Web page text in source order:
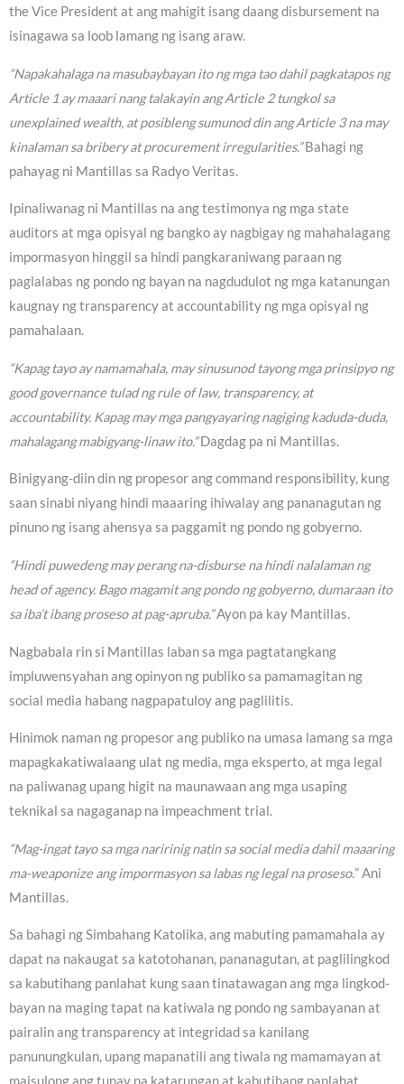
the Vice President at ang mahigit isang daang disbursement na
isinagawa sa loob lamang ng isang araw.
“Napakahalaga na masubaybayan ito ng mga tao dahil pagkatapos ng
Article 1 ay maaari nang talakayin ang Article 2 tungkol sa
unexplained wealth, at posibleng sumunod din ang Article 3 na may
kinalaman sa bribery at procurement irregularities.”Bahagi ng
pahayag ni Mantillas sa Radyo Veritas.
Ipinaliwanag ni Mantillas na ang testimonya ng mga state
auditors at mga opisyal ng bangko ay nagbigay ng mahahalagang
impormasyon hinggil sa hindi pangkaraniwang paraan ng
paglalabas ng pondo ng bayan na nagdudulot ng mga katanungan
kaugnay ng transparency at accountability ng mga opisyal ng
pamahalaan.
“Kapag tayo ay namamahala, may sinusunod tayong mga prinsipyo ng
good governance tulad ng rule of law, transparency, at
accountability. Kapag may mga pangyayaring nagiging kaduda-duda,
mahalagang mabigyang-linaw ito.”Dagdag pa ni Mantillas.
Binigyang-diin din ng propesor ang command responsibility, kung
saan sinabi niyang hindi maaaring ihiwalay ang pananagutan ng
pinuno ng isang ahensya sa paggamit ng pondo ng gobyerno.
“Hindi puwedeng may perang na-disburse na hindi nalalaman ng
head of agency. Bago magamit ang pondo ng gobyerno, dumaraan ito
sa iba’t ibang proseso at pag-apruba.”Ayon pa kay Mantillas.
Nagbabala rin si Mantillas laban sa mga pagtatangkang
impluwensyahan ang opinyon ng publiko sa pamamagitan ng
social media habang nagpapatuloy ang paglilitis.
Hinimok naman ng propesor ang publiko na umasa lamang sa mga
mapagkakatiwalaang ulat ng media, mga eksperto, at mga legal
na paliwanag upang higit na maunawaan ang mga usaping
teknikal sa nagaganap na impeachment trial.
“Mag-ingat tayo sa mga naririnig natin sa social media dahil maaaring
ma-weaponize ang impormasyon sa labas ng legal na proseso.” Ani
Mantillas.
Sa bahagi ng Simbahang Katolika, ang mabuting pamamahala ay
dapat na nakaugat sa katotohanan, pananagutan, at paglilingkod
sa kabutihang panlahat kung saan tinatawagan ang mga lingkod-
bayan na maging tapat na katiwala ng pondo ng sambayanan at
pairalin ang transparency at integridad sa kanilang
panunungkulan, upang mapanatili ang tiwala ng mamamayan at